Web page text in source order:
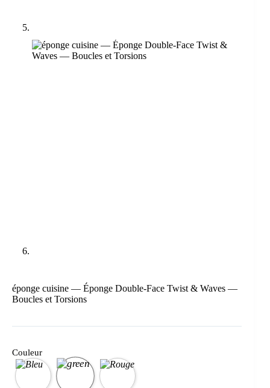
éponge cuisine — Éponge Double-Face Twist & Waves —
Boucles et Torsions
Couleur